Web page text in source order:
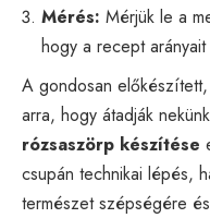
Mérés: Mérjük le a
hogy a recept
A gondosan
arra, hogy átadják
rózsaszörp készítése
csupán technikai lépés,
természet szépségére